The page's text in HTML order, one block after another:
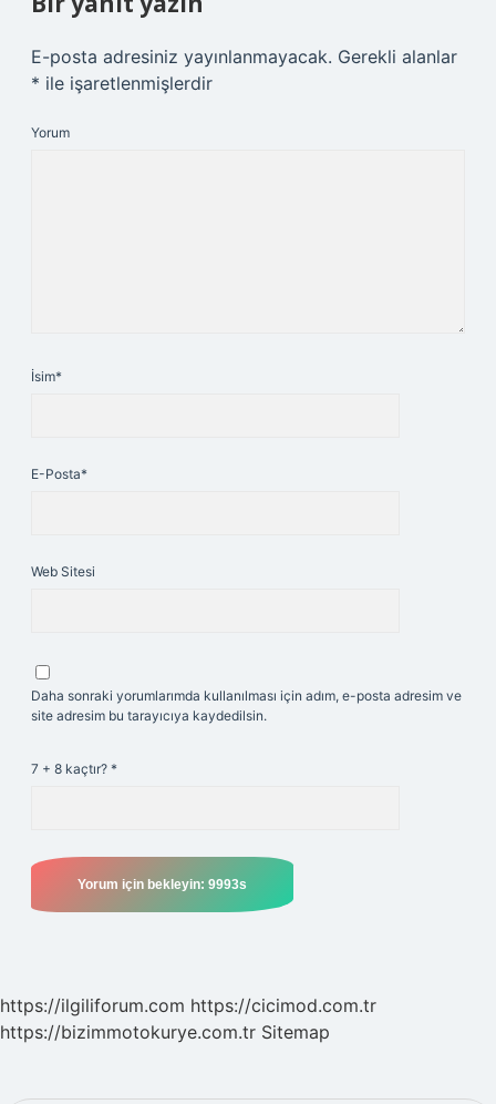
E-posta adresiniz yayınlanmayacak. Gerekli alanlar
* ile işaretlenmişlerdir
Yorum
İsim*
E-Posta*
Web Sitesi
Daha sonraki yorumlarımda kullanılması için adım, e-posta adresim ve
site adresim bu tarayıcıya kaydedilsin.
7 + 8 kaçtır? *
https://ilgiliforum.com https://cicimod.com.tr
https://bizimmotokurye.com.tr Sitemap